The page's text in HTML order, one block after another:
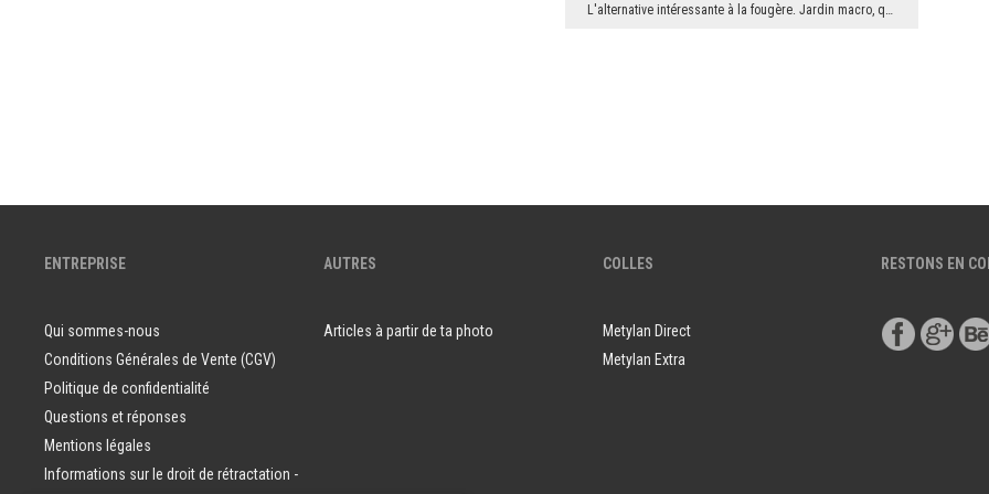
L'alternative intéressante à la fougère. Jardin macro, qui fleurit toute l'année de belles fleurs...
ENTREPRISE
Qui sommes-nous
Conditions Générales de Vente (CGV)
Politique de confidentialité
Questions et réponses
Mentions légales
Informations sur le droit de rétractation -
AUTRES
Articles à partir de ta photo
COLLES
Metylan Direct
Metylan Extra
RESTONS EN